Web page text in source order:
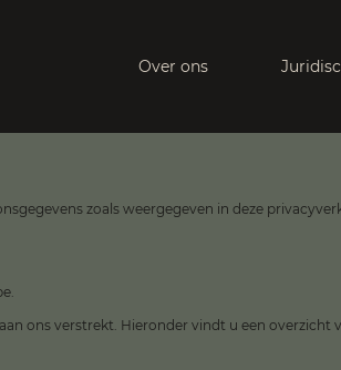
Over ons
zoals weergegeven in deze
.
ons verstrekt. Hieronder vindt u een overzicht